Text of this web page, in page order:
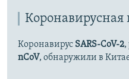
Коронавирус SARS-CoV-2,
nCoV, обнаружили в